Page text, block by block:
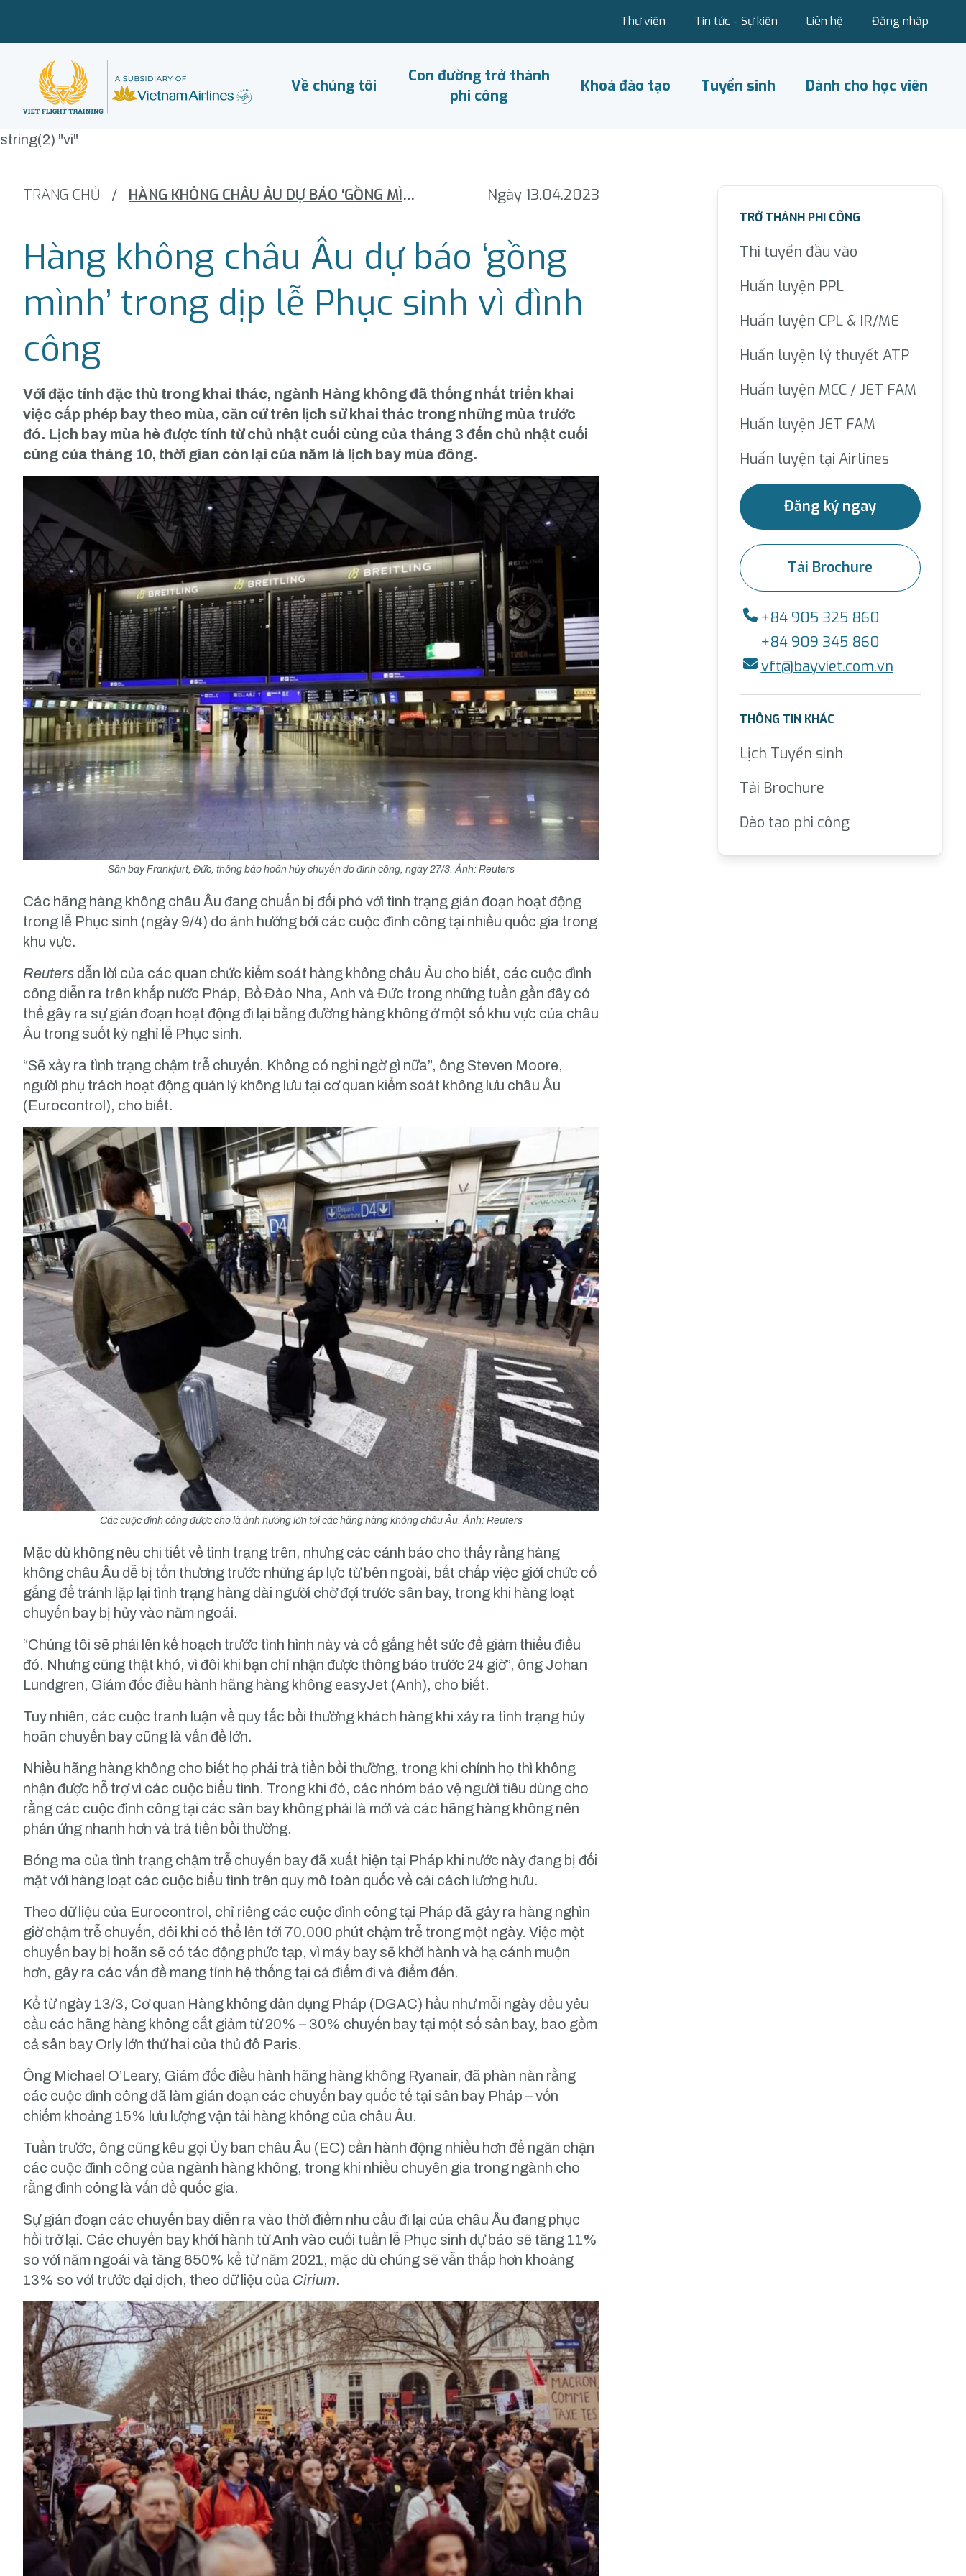
Thư viện Tin tức - Sự kiện Liên hệ Đăng nhập
Về chúng tôi
Con đường trở thành
phi công
Khoá đào tạo Tuyển sinh Dành cho học viên
string(2) "vi"
TRANG CHỦ / HÀNG KHÔNG CHÂU ÂU DỰ BÁO ‘GỒNG MÌNH’ TRONG DỊP LỄ PHỤC SINH VÌ ĐÌNH CÔNG Ngày 13.04.2023
Hàng không châu Âu dự báo ‘gồng
mình’ trong dịp lễ Phục sinh vì đình
công
Với đặc tính đặc thù trong khai thác, ngành Hàng không đã thống nhất triển khai
việc cấp phép bay theo mùa, căn cứ trên lịch sử khai thác trong những mùa trước
đó. Lịch bay mùa hè được tính từ chủ nhật cuối cùng của tháng 3 đến chủ nhật cuối
cùng của tháng 10, thời gian còn lại của năm là lịch bay mùa đông.
Sân bay Frankfurt, Đức, thông báo hoãn hủy chuyến do đình công, ngày 27/3. Ảnh: Reuters
Các hãng hàng không châu Âu đang chuẩn bị đối phó với tình trạng gián đoạn hoạt động
trong lễ Phục sinh (ngày 9/4) do ảnh hưởng bởi các cuộc đình công tại nhiều quốc gia trong
khu vực.
Reuters dẫn lời của các quan chức kiểm soát hàng không châu Âu cho biết, các cuộc đình
công diễn ra trên khắp nước Pháp, Bồ Đào Nha, Anh và Đức trong những tuần gần đây có
thể gây ra sự gián đoạn hoạt động đi lại bằng đường hàng không ở một số khu vực của châu
Âu trong suốt kỳ nghỉ lễ Phục sinh.
“Sẽ xảy ra tình trạng chậm trễ chuyến. Không có nghi ngờ gì nữa”, ông Steven Moore,
người phụ trách hoạt động quản lý không lưu tại cơ quan kiểm soát không lưu châu Âu
(Eurocontrol), cho biết.
Các cuộc đình công được cho là ảnh hưởng lớn tới các hãng hàng không châu Âu. Ảnh: Reuters
Mặc dù không nêu chi tiết về tình trạng trên, nhưng các cảnh báo cho thấy rằng hàng
không châu Âu dễ bị tổn thương trước những áp lực từ bên ngoài, bất chấp việc giới chức cố
gắng để tránh lặp lại tình trạng hàng dài người chờ đợi trước sân bay, trong khi hàng loạt
chuyến bay bị hủy vào năm ngoái.
“Chúng tôi sẽ phải lên kế hoạch trước tình hình này và cố gắng hết sức để giảm thiểu điều
đó. Nhưng cũng thật khó, vì đôi khi bạn chỉ nhận được thông báo trước 24 giờ”, ông Johan
Lundgren, Giám đốc điều hành hãng hàng không easyJet (Anh), cho biết.
Tuy nhiên, các cuộc tranh luận về quy tắc bồi thường khách hàng khi xảy ra tình trạng hủy
hoãn chuyến bay cũng là vấn đề lớn.
Nhiều hãng hàng không cho biết họ phải trả tiền bồi thường, trong khi chính họ thì không
nhận được hỗ trợ vì các cuộc biểu tình. Trong khi đó, các nhóm bảo vệ người tiêu dùng cho
rằng các cuộc đình công tại các sân bay không phải là mới và các hãng hàng không nên
phản ứng nhanh hơn và trả tiền bồi thường.
Bóng ma của tình trạng chậm trễ chuyến bay đã xuất hiện tại Pháp khi nước này đang bị đối
mặt với hàng loạt các cuộc biểu tình trên quy mô toàn quốc về cải cách lương hưu.
Theo dữ liệu của Eurocontrol, chỉ riêng các cuộc đình công tại Pháp đã gây ra hàng nghìn
giờ chậm trễ chuyến, đôi khi có thể lên tới 70.000 phút chậm trễ trong một ngày. Việc một
chuyến bay bị hoãn sẽ có tác động phức tạp, vì máy bay sẽ khởi hành và hạ cánh muộn
hơn, gây ra các vấn đề mang tính hệ thống tại cả điểm đi và điểm đến.
Kể từ ngày 13/3, Cơ quan Hàng không dân dụng Pháp (DGAC) hầu như mỗi ngày đều yêu
cầu các hãng hàng không cắt giảm từ 20% – 30% chuyến bay tại một số sân bay, bao gồm
cả sân bay Orly lớn thứ hai của thủ đô Paris.
Ông Michael O’Leary, Giám đốc điều hành hãng hàng không Ryanair, đã phàn nàn rằng
các cuộc đình công đã làm gián đoạn các chuyến bay quốc tế tại sân bay Pháp – vốn
chiếm khoảng 15% lưu lượng vận tải hàng không của châu Âu.
Tuần trước, ông cũng kêu gọi Ủy ban châu Âu (EC) cần hành động nhiều hơn để ngăn chặn
các cuộc đình công của ngành hàng không, trong khi nhiều chuyên gia trong ngành cho
rằng đình công là vấn đề quốc gia.
Sự gián đoạn các chuyến bay diễn ra vào thời điểm nhu cầu đi lại của châu Âu đang phục
hồi trở lại. Các chuyến bay khởi hành từ Anh vào cuối tuần lễ Phục sinh dự báo sẽ tăng 11%
so với năm ngoái và tăng 650% kể từ năm 2021, mặc dù chúng sẽ vẫn thấp hơn khoảng
13% so với trước đại dịch, theo dữ liệu của Cirium.
TRỞ THÀNH PHI CÔNG
Thi tuyển đầu vào
Huấn luyện PPL
Huấn luyện CPL & IR/ME
Huấn luyện lý thuyết ATP
Huấn luyện MCC / JET FAM
Huấn luyện JET FAM
Huấn luyện tại Airlines
Đăng ký ngay
Tải Brochure
+84 905 325 860
+84 909 345 860
vft@bayviet.com.vn
THÔNG TIN KHÁC
Lịch Tuyển sinh
Tải Brochure
Đào tạo phi công